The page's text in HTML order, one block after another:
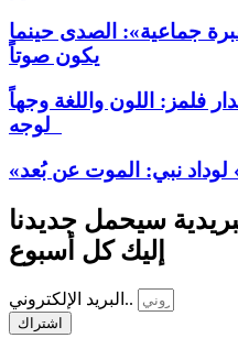
جماعية»: الصدى حينما
يكون صوتاً
فلمز: اللون واللغة وجهاً
سيحمل جديدنا
إليك كل أسبوع
البريد الإلكتروني..
اشتراك